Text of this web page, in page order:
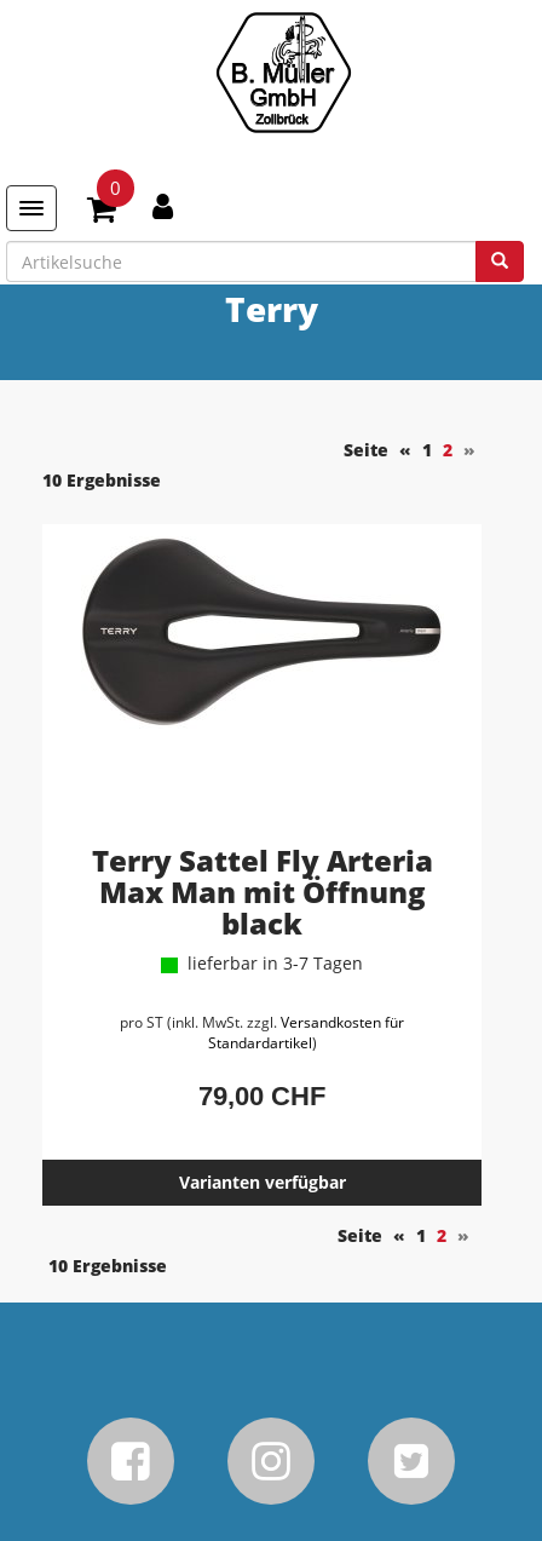
Toggle navigation
0
Terry
Seite « 1 2 »
10 Ergebnisse
Terry Sattel Fly Arteria
Max Man mit Öffnung
black
lieferbar in 3-7 Tagen
pro ST (inkl. MwSt. zzgl.Versandkosten für
Standardartikel)
79,00 CHF
Varianten verfügbar
Seite « 1 2 »
10 Ergebnisse